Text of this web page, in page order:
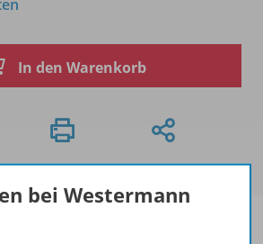
In den Warenkorb
bei Westermann